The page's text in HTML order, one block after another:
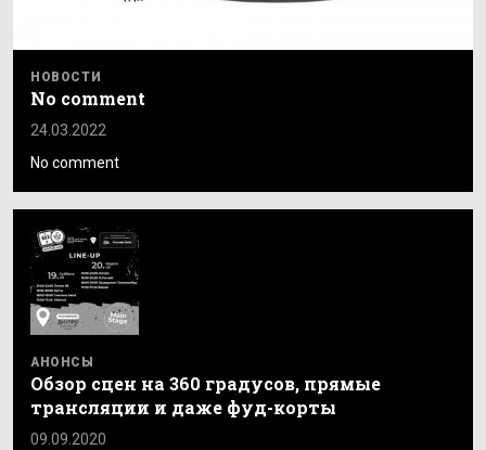
НОВОСТИ
No comment
24.03.2022
No comment
АНОНСЫ
Обзор сцен на 360 градусов, прямые
трансляции и даже фуд-корты
09.09.2020